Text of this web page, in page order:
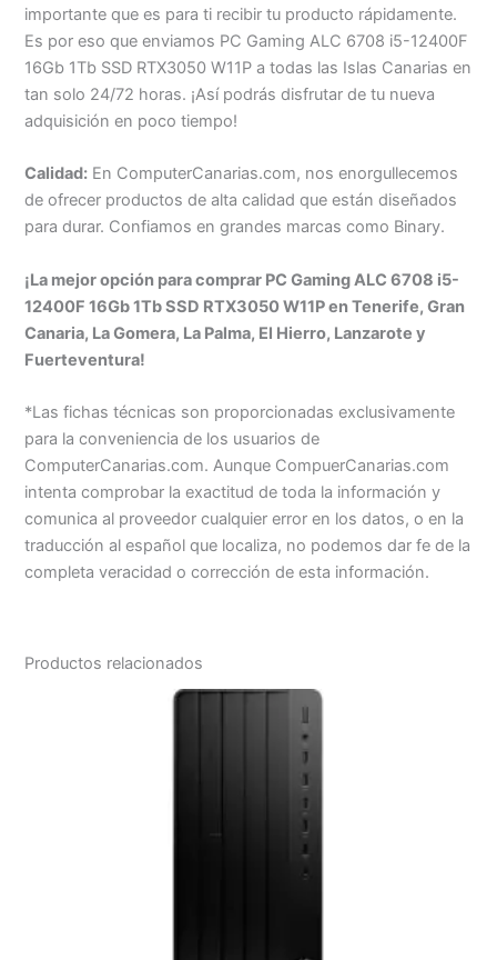
importante que es para ti recibir tu producto rápidamente.
Es por eso que enviamos PC Gaming ALC 6708 i5-12400F
16Gb 1Tb SSD RTX3050 W11P a todas las Islas Canarias en
tan solo 24/72 horas. ¡Así podrás disfrutar de tu nueva
adquisición en poco tiempo!
Calidad: En ComputerCanarias.com, nos enorgullecemos
de ofrecer productos de alta calidad que están diseñados
para durar. Confiamos en grandes marcas como Binary.
¡La mejor opción para comprar PC Gaming ALC 6708 i5-
12400F 16Gb 1Tb SSD RTX3050 W11P en Tenerife, Gran
Canaria, La Gomera, La Palma, El Hierro, Lanzarote y
Fuerteventura!
*Las fichas técnicas son proporcionadas exclusivamente
para la conveniencia de los usuarios de
ComputerCanarias.com. Aunque CompuerCanarias.com
intenta comprobar la exactitud de toda la información y
comunica al proveedor cualquier error en los datos, o en la
traducción al español que localiza, no podemos dar fe de la
completa veracidad o corrección de esta información.
Productos relacionados